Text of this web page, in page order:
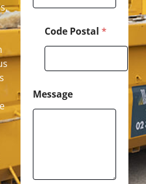
Code Postal *
Message